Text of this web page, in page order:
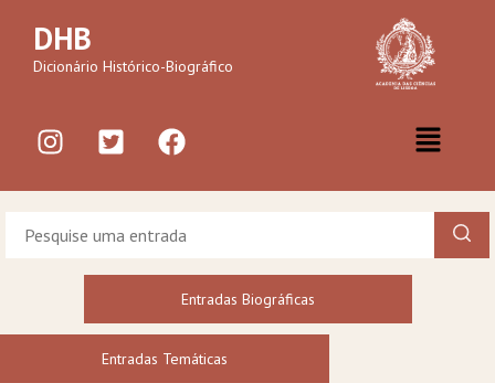
DHB
Dicionário Histórico-Biográfico
Entradas Biográficas
Entradas Temáticas